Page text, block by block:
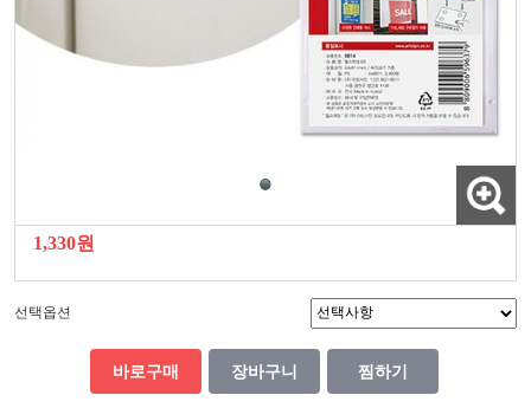
1,330원
선택옵션
바로구매 장바구니 찜하기